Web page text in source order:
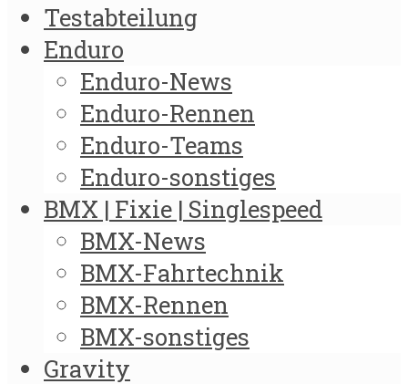
Testabteilung
Enduro
Enduro-News
Enduro-Rennen
Enduro-Teams
Enduro-sonstiges
BMX | Fixie | Singlespeed
BMX-News
BMX-Fahrtechnik
BMX-Rennen
BMX-sonstiges
Gravity